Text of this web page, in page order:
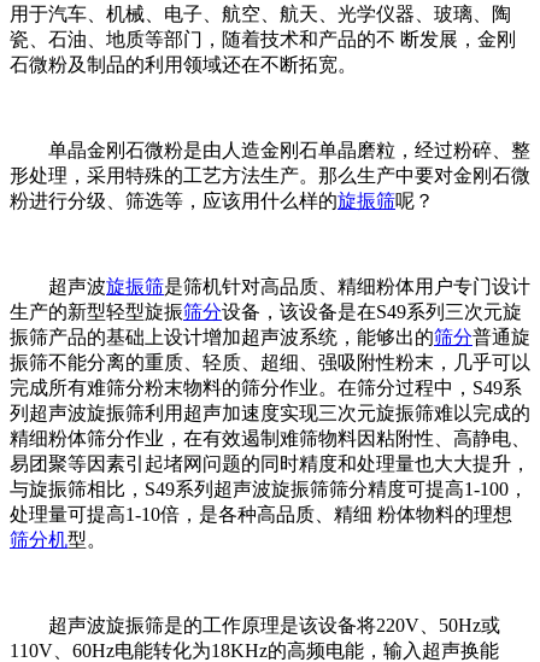
用于汽车、机械、电子、航空、航天、光学仪器、玻璃、陶
瓷、石油、地质等部门，随着技术和产品的不 断发展，金刚
石微粉及制品的利用领域还在不断拓宽。
单晶金刚石微粉是由人造金刚石单晶磨粒，经过粉碎、整
形处理，采用特殊的工艺方法生产。那么生产中要对金刚石微
粉进行分级、筛选等，应该用什么样的旋振筛呢？
超声波旋振筛是筛机针对高品质、精细粉体用户专门设计
生产的新型轻型旋振筛分设备，该设备是在S49系列三次元旋
振筛产品的基础上设计增加超声波系统，能够出的筛分普通旋
振筛不能分离的重质、轻质、超细、强吸附性粉末，几乎可以
完成所有难筛分粉末物料的筛分作业。在筛分过程中，S49系
列超声波旋振筛利用超声加速度实现三次元旋振筛难以完成的
精细粉体筛分作业，在有效遏制难筛物料因粘附性、高静电、
易团聚等因素引起堵网问题的同时精度和处理量也大大提升，
与旋振筛相比，S49系列超声波旋振筛筛分精度可提高1-100，
处理量可提高1-10倍，是各种高品质、精细 粉体物料的理想
筛分机型。
超声波旋振筛是的工作原理是该设备将220V、50Hz或
110V、60Hz电能转化为18KHz的高频电能，输入超声换能